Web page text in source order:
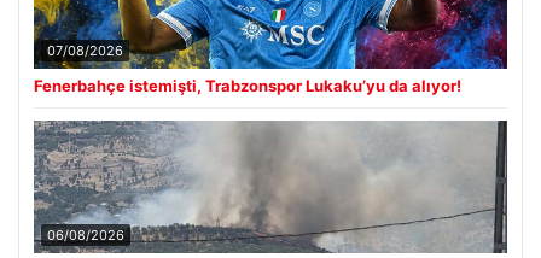
07/08/2026
Fenerbahçe istemişti, Trabzonspor Lukaku’yu da alıyor!
06/08/2026